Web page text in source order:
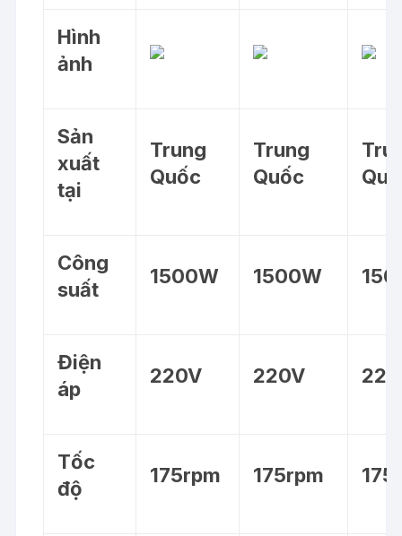
Hình
ảnh
Sản
xuất
tại
Trung
Quốc
Trung
Quốc
Công
suất
1500W 1500W
Điện
áp
220V 220V
Tốc
độ
175rpm 175rpm